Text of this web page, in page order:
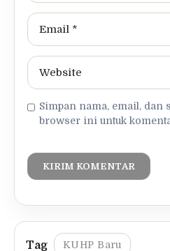
Simpan nama, email, dan
browser ini untuk
KUHP Baru